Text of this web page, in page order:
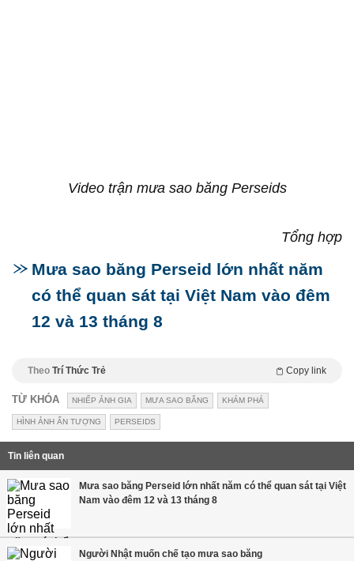
Video trận mưa sao băng Perseids
Tổng hợp
Mưa sao băng Perseid lớn nhất năm
có thể quan sát tại Việt Nam vào đêm
12 và 13 tháng 8
Theo Trí Thức Trẻ Copy link
TỪ KHÓA NHIẾP ẢNH GIA MƯA SAO BĂNG KHÁM PHÁ
HÌNH ẢNH ẤN TƯỢNG PERSEIDS
Tin liên quan
Mưa sao băng Perseid lớn nhất năm có thể quan sát tại Việt
Nam vào đêm 12 và 13 tháng 8
Người Nhật muốn chế tạo mưa sao băng